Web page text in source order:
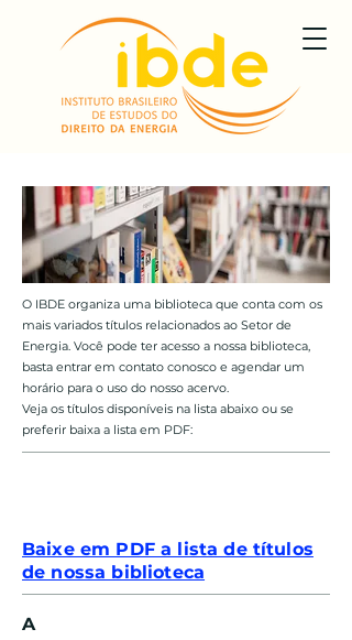
O IBDE organiza uma biblioteca que conta com os
mais variados títulos relacionados ao Setor de
Energia. Você pode ter acesso a nossa biblioteca,
basta entrar em contato conosco e agendar um
horário para o uso do nosso acervo.
Veja os títulos disponíveis na lista abaixo ou se
preferir baixa a lista em PDF:
Baixe em PDF a lista de títulos
de nossa biblioteca
A